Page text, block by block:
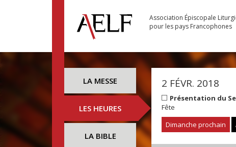
Association Épiscopale
pour les pays Francophones
LA MESSE
LES HEURES
LA BIBLE
2 FÉVR. 2018
Présentation du
Fête
Dimanche prochain